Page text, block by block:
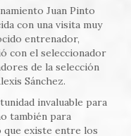
Juan Pinto
con una visita muy
entrenador,
con el seleccionador
de la selección
Sánchez.
invaluable para
también para
existe entre los